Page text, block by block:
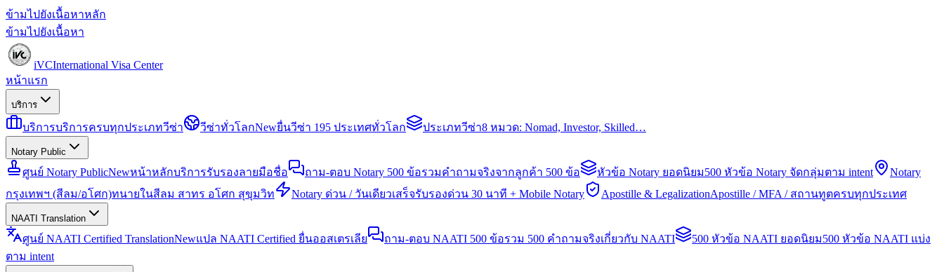
ข้ามไปยังเนื้อหาหลัก
ข้ามไปยังเนื้อหา
iVCInternational Visa Center
หน้าแรก
บริการ
บริการบริการครบทุกประเภทวีซ่า วีซ่าทั่วโลกNewยื่นวีซ่า 195 ประเทศทั่วโลก ประเภทวีซ่า8 หมวด: Nomad, Investor, Skilled…
Notary Public
ศูนย์ Notary PublicNewหน้าหลักบริการรับรองลายมือชื่อ ถาม-ตอบ Notary 500 ข้อรวมคำถามจริงจากลูกค้า 500 ข้อ หัวข้อ Notary ยอดนิยม500 หัวข้อ Notary จัดกลุ่มตาม intent
Notary
กรุงเทพฯ (สีลม/อโศก)ทนายในสีลม สาทร อโศก สุขุมวิท Notary ด่วน / วันเดียวเสร็จรับรองด่วน 30 นาที + Mobile Notary Apostille & LegalizationApostille / MFA / สถานทูตครบทุกประเทศ
NAATI Translation
ศูนย์ NAATI Certified TranslationNewแปล NAATI Certified ยื่นออสเตรเลีย ถาม-ตอบ NAATI 500 ข้อรวม 500 คำถามจริงเกี่ยวกับ NAATI 500 หัวข้อ NAATI ยอดนิยม500 หัวข้อ NAATI แบ่ง
ตาม intent